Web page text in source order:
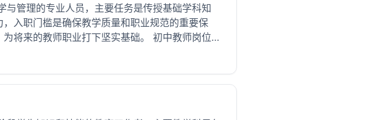
管理的专业人员，主要任务是传授基础学科知
入职门槛是确保教学质量和职业规范的重要保
将来的教师职业打下坚实基础。 初中教师岗位